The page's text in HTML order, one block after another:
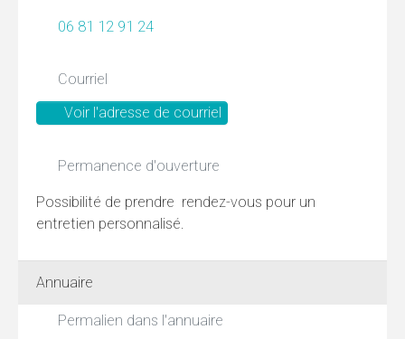
06 81 12 91 24
Courriel
Voir l'adresse de courriel
Permanence d'ouverture
Possibilité de prendre rendez-vous pour un
entretien personnalisé.
Annuaire
Permalien dans l'annuaire